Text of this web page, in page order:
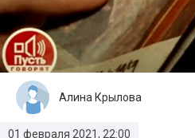
01 февраля 2021, 22:00
Алина Крылова